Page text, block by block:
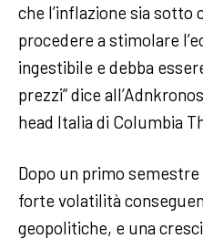
che l’inflazione sia sotto
procedere a stimolare
ingestibile e debba
prezzi” dice
head Italia di Columbia
Dopo un primo
forte volatilità
geopolitiche, e una